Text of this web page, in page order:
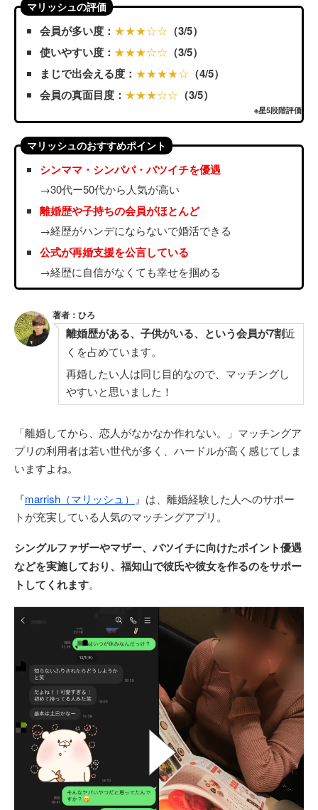
マリッシュの評価
会員が多い度： ★★★☆☆ （3/5）
使いやすい度： ★★★☆☆ （3/5）
まじで出会える度： ★★★★☆ （4/5）
会員の真面目度： ★★★☆☆ （3/5）
※星5段階評価
マリッシュのおすすめポイント
シンママ・シンパパ・バツイチを優遇
→30代ー50代から人気が高い
離婚歴や子持ちの会員がほとんど
→経歴がハンデにならないで婚活できる
公式が再婚支援を公言している
→経歴に自信がなくても幸せを掴める
著者：ひろ
離婚歴がある、子供がいる、という会員が7割近
くを占めています。
再婚したい人は同じ目的なので、マッチングし
やすいと思いました！
「離婚してから、恋人がなかなか作れない。」マッチングア
プリの利用者は若い世代が多く、ハードルが高く感じてしま
いますよね。
『marrish（マリッシュ）
』は、離婚経験した人へのサポー
トが充実している人気のマッチングアプリ。
シングルファザーやマザー、バツイチに向けたポイント優遇
などを実施しており、福知山で彼氏や彼女を作るのをサポー
トしてくれます。